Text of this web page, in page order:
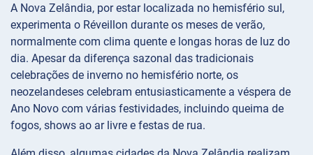
A Nova Zelândia, por estar localizada no hemisfério sul,
experimenta o Réveillon durante os meses de verão,
normalmente com clima quente e longas horas de luz do
dia. Apesar da diferença sazonal das tradicionais
celebrações de inverno no hemisfério norte, os
neozelandeses celebram entusiasticamente a véspera de
Ano Novo com várias festividades, incluindo queima de
fogos, shows ao ar livre e festas de rua.